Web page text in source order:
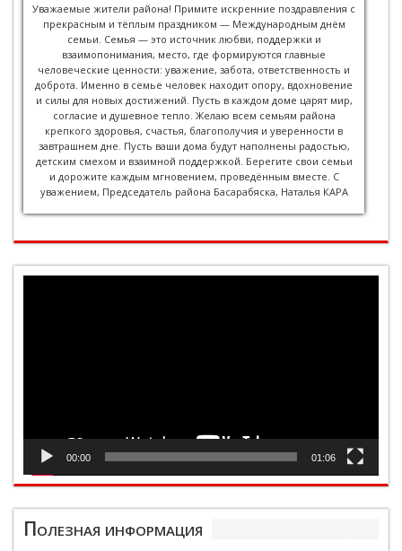
Уважаемые жители района! Примите искренние поздравления с
прекрасным и тёплым праздником — Международным днём
семьи. Семья — это источник любви, поддержки и
взаимопонимания, место, где формируются главные
человеческие ценности: уважение, забота, ответственность и
доброта. Именно в семье человек находит опору, вдохновение
и силы для новых достижений. Пусть в каждом доме царят мир,
согласие и душевное тепло. Желаю всем семьям района
крепкого здоровья, счастья, благополучия и уверенности в
завтрашнем дне. Пусть ваши дома будут наполнены радостью,
детским смехом и взаимной поддержкой. Берегите свои семьи
и дорожите каждым мгновением, проведённым вместе. С
уважением, Председатель района Басарабяска, Наталья КАРА
00:00 01:06
Полезная информация